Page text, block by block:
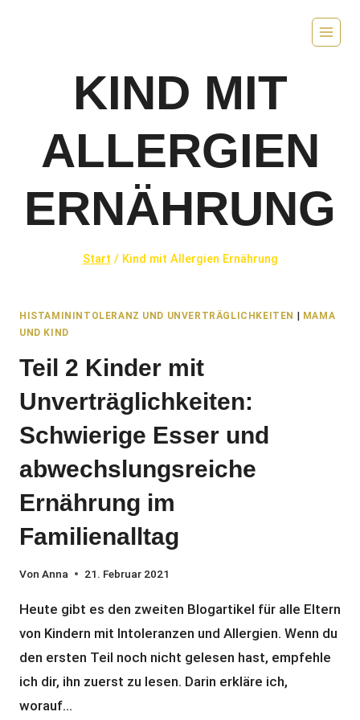
KIND MIT
ALLERGIEN
ERNÄHRUNG
Start / Kind mit Allergien Ernährung
HISTAMININTOLERANZ UND UNVERTRÄGLICHKEITEN | MAMA
UND KIND
Teil 2 Kinder mit
Unverträglichkeiten:
Schwierige Esser und
abwechslungsreiche
Ernährung im
Familienalltag
Von Anna 21. Februar 2021
Heute gibt es den zweiten Blogartikel für alle Eltern
von Kindern mit Intoleranzen und Allergien. Wenn du
den ersten Teil noch nicht gelesen hast, empfehle
ich dir, ihn zuerst zu lesen. Darin erkläre ich,
worauf…